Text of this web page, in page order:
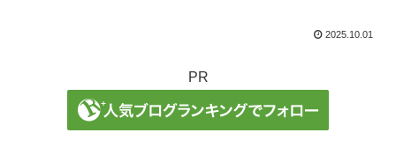
2025.10.01
PR